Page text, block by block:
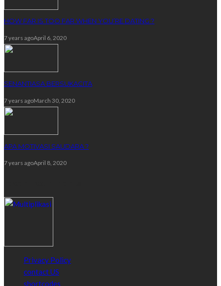
HOW FAR IS TOO FAR WHEN YOU’RE DATING ?
7 years agoApril 6, 2020
SENANTIASA BERSUKACITA
7 years agoMarch 30, 2020
APA MOTIVASI SAUDARA ?
7 years agoApril 8, 2020
Privacy Policy
contact US
shortcodes